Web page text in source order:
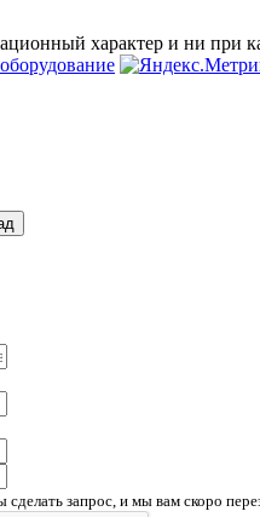
характер и ни при
запрос, и мы вам скоро